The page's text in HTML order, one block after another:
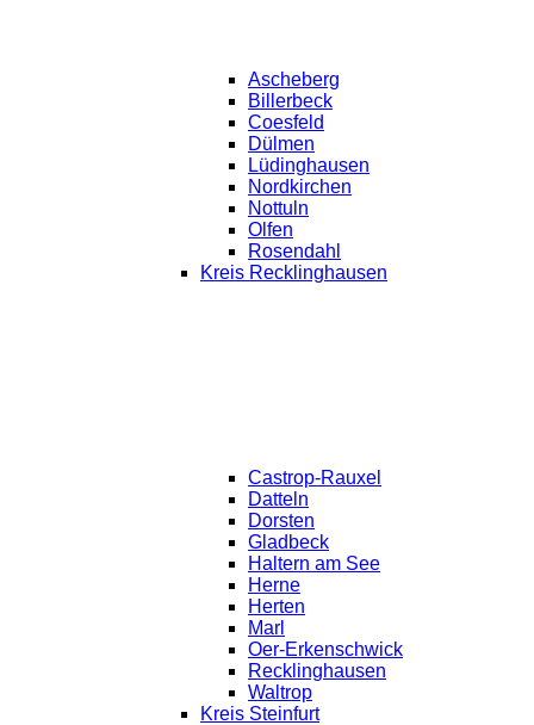
Ascheberg
Billerbeck
Coesfeld
Dülmen
Lüdinghausen
Nordkirchen
Nottuln
Olfen
Rosendahl
Kreis Recklinghausen
Castrop-Rauxel
Datteln
Dorsten
Gladbeck
Haltern am See
Herne
Herten
Marl
Oer-Erkenschwick
Recklinghausen
Waltrop
Kreis Steinfurt